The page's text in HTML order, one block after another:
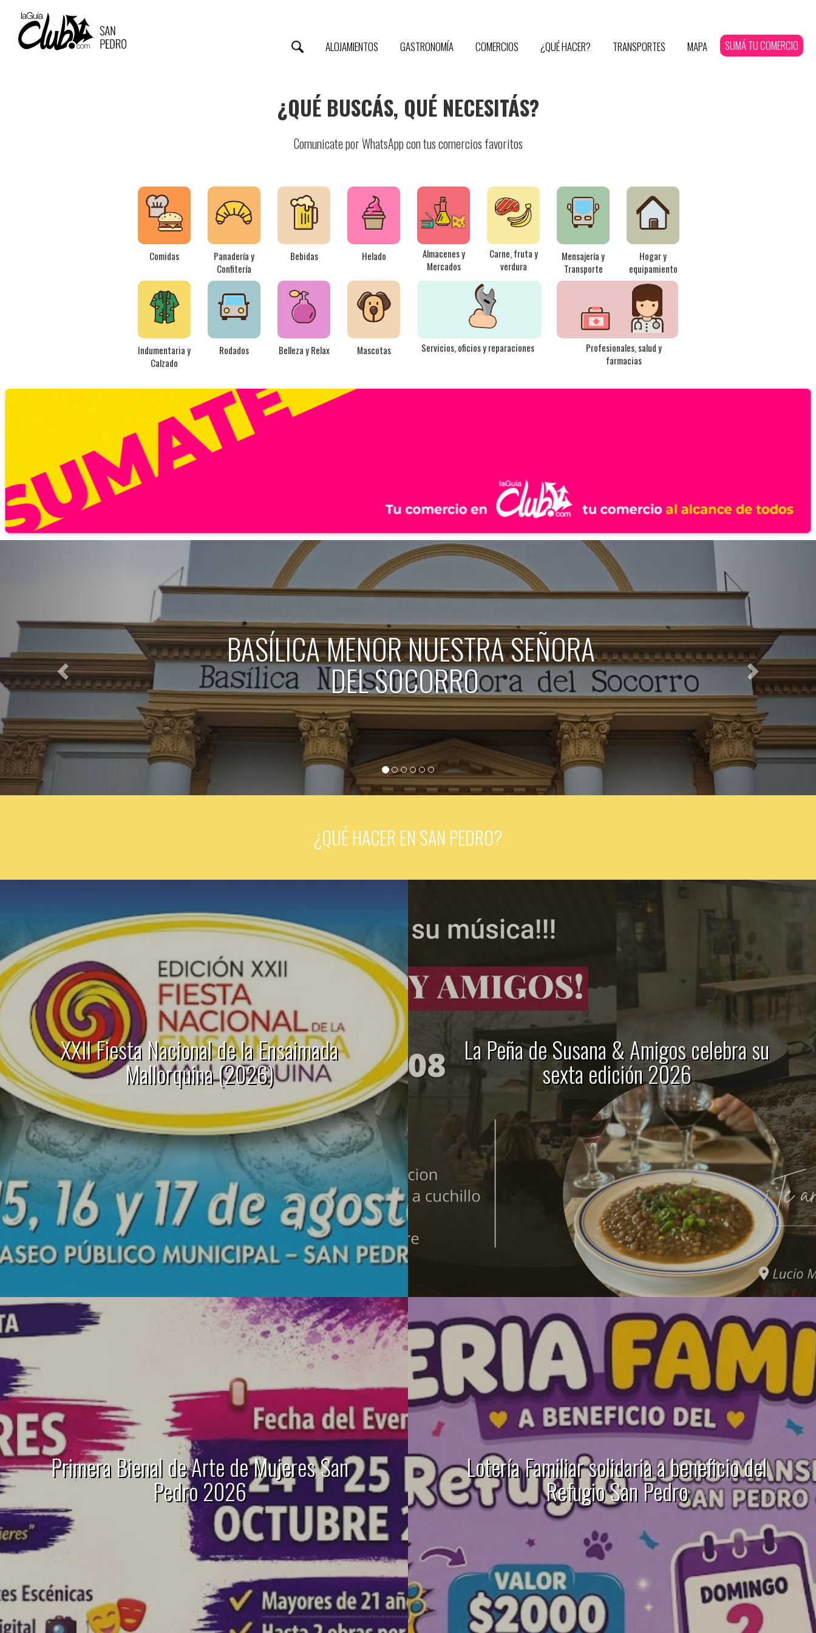
MAIN
NAVIGATION ALOJAMIENTOS GASTRONOMÍA COMERCIOS ¿QUÉ HACER? TRANSPORTES MAPA SUMÁ TU COMERCIO
¿QUÉ BUSCÁS, QUÉ NECESITÁS?
Comunicate por WhatsApp con tus comercios favoritos
Comidas
Panadería y
Confitería
Bebidas Helado
Almacenes y
Mercados
Carne, fruta y
verdura
Mensajería y
Transporte
Hogar y
equipamiento
Indumentaria y
Calzado
Rodados Belleza y Relax Mascotas Servicios, oficios y reparaciones
Profesionales, salud y
farmacias
FERIADOS 2026 - PLANIFICANDO SAN
PEDRO TODO EL AÑO
¿QUÉ HACER EN SAN PEDRO?
XXII Fiesta Nacional de la Ensaimada
Mallorquina (2026)
La Peña de Susana & Amigos celebra su
sexta edición 2026
Primera Bienal de Arte de Mujeres San
Pedro 2026
Lotería Familiar solidaria a beneficio del
Refugio San Pedro